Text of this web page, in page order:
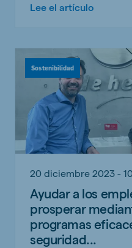
Lee el artículo
Sostenibilidad
20 diciembre 2023 -
Ayudar a los
prosperar
programas
seguridad...